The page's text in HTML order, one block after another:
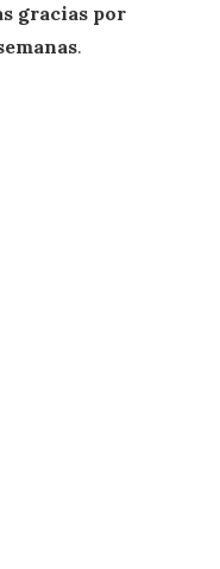
gracias por
.